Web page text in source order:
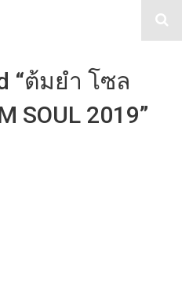
“ต้มยำ โซล
SOUL 2019”